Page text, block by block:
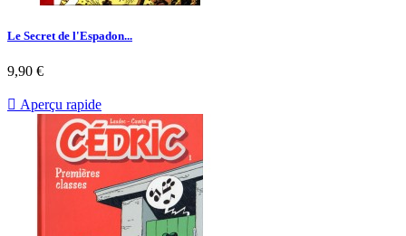
Le Secret de l'Espadon...
Prix
9,90 €
 Aperçu rapide